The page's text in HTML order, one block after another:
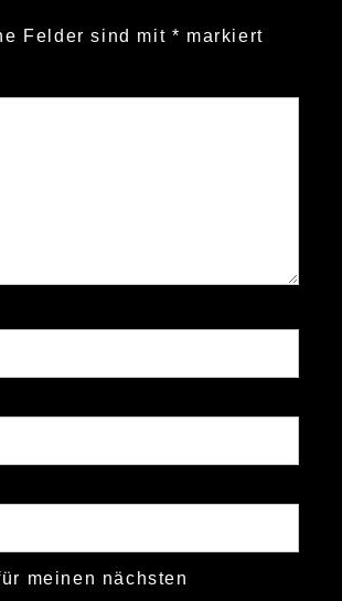
Felder sind mit * markiert
meinen nächsten